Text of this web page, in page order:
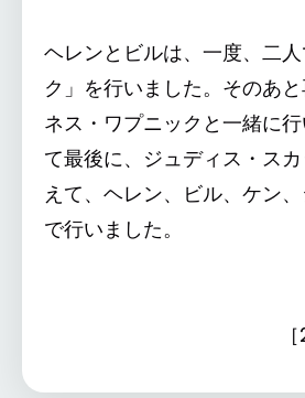
ヘレンとビルは、一度、二
ク」を行いました。そのあ
ネス・ワプニックと一緒に
て最後に、ジュディス・ス
えて、ヘレン、ビル、ケン
で行いました。